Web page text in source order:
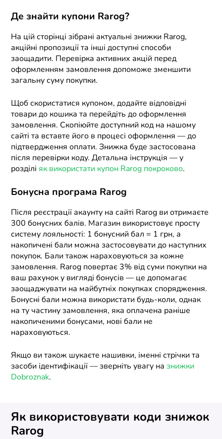
Де знайти купони Rarog?
На цій сторінці зібрані актуальні знижки Rarog,
акційні пропозиції та інші доступні способи
заощадити. Перевірка активних акцій перед
оформленням замовлення допоможе зменшити
загальну суму покупки.
Щоб скористатися купоном, додайте відповідні
товари до кошика та перейдіть до оформлення
замовлення. Скопіюйте доступний код на нашому
сайті та вставте його в процесі оформлення — до
підтвердження оплати. Знижка буде застосована
після перевірки коду. Детальна інструкція — у
розділі як використати купон Rarog покроково.
Бонусна програма Rarog
Після реєстрації акаунту на сайті Rarog ви отримаєте
300 бонусних балів. Магазин використовує просту
систему лояльності: 1 бонусний бал = 1 грн, а
накопичені бали можна застосовувати до наступних
покупок. Бали також нараховуються за кожне
замовлення. Rarog повертає 3% від суми покупки на
ваш рахунок у вигляді бонусів — це допомагає
заощаджувати на майбутніх покупках спорядження.
Бонусні бали можна використати будь-коли, однак
на ту частину замовлення, яка оплачена раніше
накопиченими бонусами, нові бали не
нараховуються.
Якщо ви також шукаєте нашивки, іменні стрічки та
засоби ідентифікації — зверніть увагу назнижки
Dobroznak.
Як використовувати коди знижок
Rarog